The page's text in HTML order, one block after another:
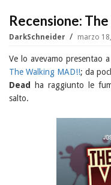
Recensione:
DarkSchneider marzo
Ve lo avevamo presentao
The Walking MAD!!; da
Dead
ha raggiunto le
salto.